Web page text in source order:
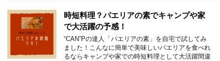
時短料理？パエリアの素でキャンプや家
で大活躍の予感！
“CAN”Pの達人「パエリアの素」を自宅で試してみ
ました！こんなに簡単で美味しいパエリアを食べれ
るならキャンプや家での時短料理として大活躍間違